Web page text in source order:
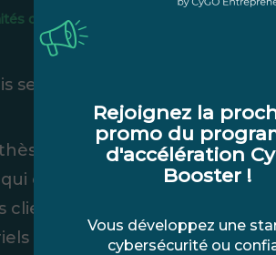
qu’il crée.
seule une
au marché,
ont déjà traversé
des
ou encore des
Rejoignez la
promo du
d'accélération
Booster !
Vous développez une
cybersécurité ou